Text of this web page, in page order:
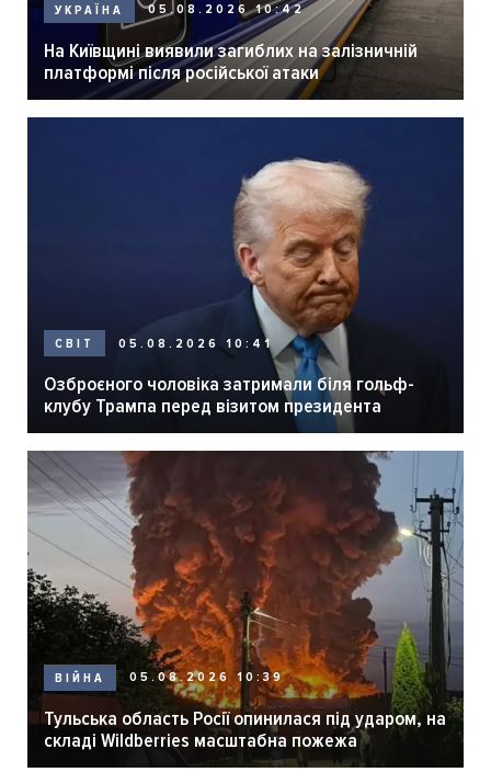
УКРАЇНА 05.08.2026 10:42
На Київщині виявили загиблих на залізничній
платформі після російської атаки
СВІТ 05.08.2026 10:41
Озброєного чоловіка затримали біля гольф-
клубу Трампа перед візитом президента
ВІЙНА 05.08.2026 10:39
Тульська область Росії опинилася під ударом, на
складі Wildberries масштабна пожежа